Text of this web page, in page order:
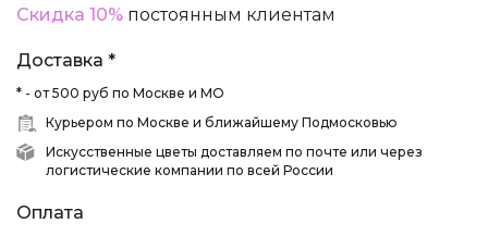
Скидка 10% постоянным клиентам
Доставка *
* - от 500 руб по Москве и МО
Курьером по Москве и ближайшему Подмосковью
Искусственные цветы доставляем по почте или через
логистические компании по всей России
Оплата